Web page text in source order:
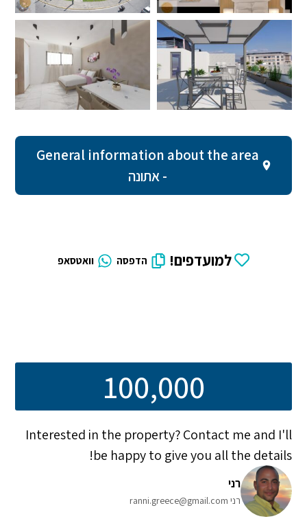
General information about the area
- אתונה
למועדפים! הדפסה וואטסאפ
100,000
Interested in the property? Contact me and I'll
be happy to give you all the details!
רני
רני ranni.greece@gmail.com